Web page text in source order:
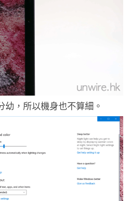
，所以機身也不算細。